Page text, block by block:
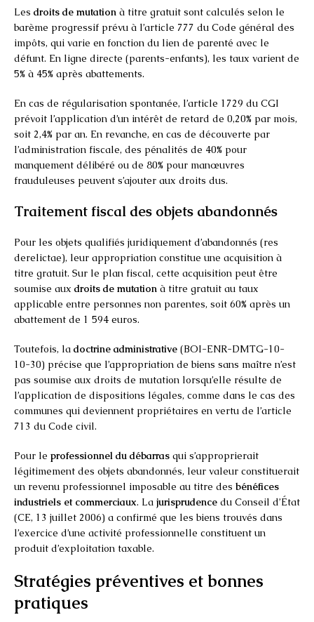
Les droits de mutation à titre gratuit sont calculés selon le
barème progressif prévu à l’article 777 du Code général des
impôts, qui varie en fonction du lien de parenté avec le
défunt. En ligne directe (parents-enfants), les taux varient de
5% à 45% après abattements.
En cas de régularisation spontanée, l’article 1729 du CGI
prévoit l’application d’un intérêt de retard de 0,20% par mois,
soit 2,4% par an. En revanche, en cas de découverte par
l’administration fiscale, des pénalités de 40% pour
manquement délibéré ou de 80% pour manœuvres
frauduleuses peuvent s’ajouter aux droits dus.
Traitement fiscal des objets abandonnés
Pour les objets qualifiés juridiquement d’abandonnés (res
derelictae), leur appropriation constitue une acquisition à
titre gratuit. Sur le plan fiscal, cette acquisition peut être
soumise aux droits de mutation à titre gratuit au taux
applicable entre personnes non parentes, soit 60% après un
abattement de 1 594 euros.
Toutefois, la doctrine administrative (BOI-ENR-DMTG-10-
10-30) précise que l’appropriation de biens sans maître n’est
pas soumise aux droits de mutation lorsqu’elle résulte de
l’application de dispositions légales, comme dans le cas des
communes qui deviennent propriétaires en vertu de l’article
713 du Code civil.
Pour le professionnel du débarras qui s’approprierait
légitimement des objets abandonnés, leur valeur constituerait
un revenu professionnel imposable au titre des bénéfices
industriels et commerciaux. La jurisprudence du Conseil d’État
(CE, 13 juillet 2006) a confirmé que les biens trouvés dans
l’exercice d’une activité professionnelle constituent un
produit d’exploitation taxable.
Stratégies préventives et bonnes
pratiques